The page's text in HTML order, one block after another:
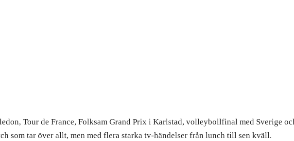
Tour de France, Folksam Grand Prix i Karlstad, volleybollfinal med Sverige
som tar över allt, men med flera starka tv-händelser från lunch till sen kväll.